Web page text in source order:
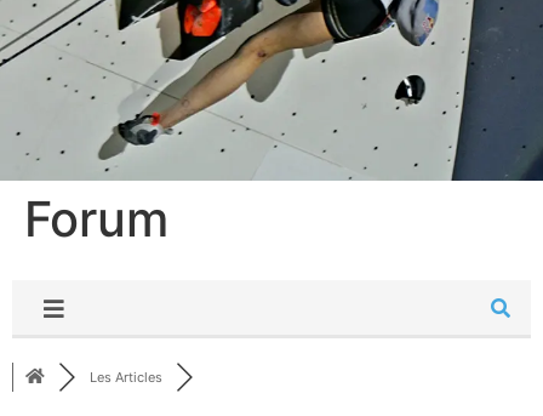
Forum
Les Articles